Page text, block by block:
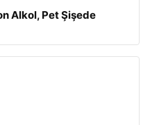
Alkol, Pet Şişede